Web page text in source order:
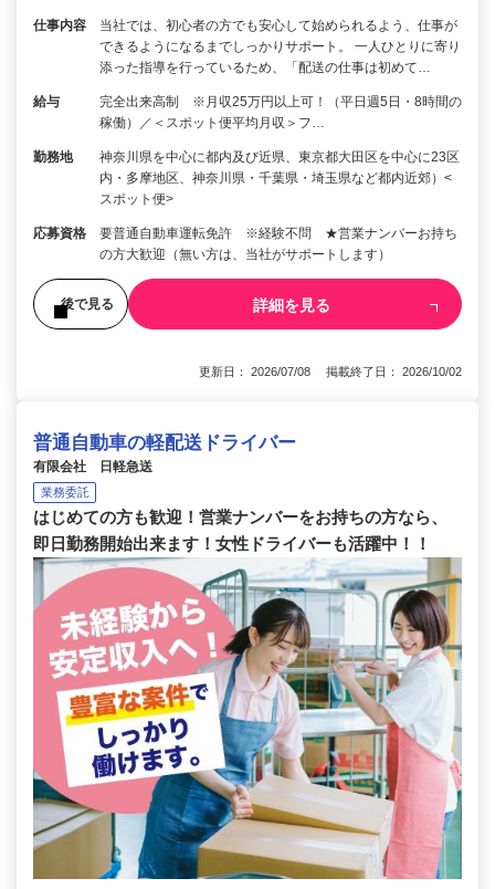
仕事内容
当社では、初心者の方でも安心して始められるよう、仕事が
できるようになるまでしっかりサポート。 一人ひとりに寄り
添った指導を行っているため、「配送の仕事は初めて…
給与
完全出来高制 ※月収25万円以上可！（平日週5日・8時間の
稼働）／＜スポット便平均月収＞フ…
勤務地
神奈川県を中心に都内及び近県、東京都大田区を中心に23区
内・多摩地区、神奈川県・千葉県・埼玉県など都内近郊）<
スポット便>
応募資格
要普通自動車運転免許 ※経験不問 ★営業ナンバーお持ち
の方大歓迎（無い方は、当社がサポートします）
後で見る 詳細を見る
更新日： 2026/07/08 掲載終了日： 2026/10/02
普通自動車の軽配送ドライバー
有限会社 日軽急送
業務委託
はじめての方も歓迎！営業ナンバーをお持ちの方なら、
即日勤務開始出来ます！女性ドライバーも活躍中！！